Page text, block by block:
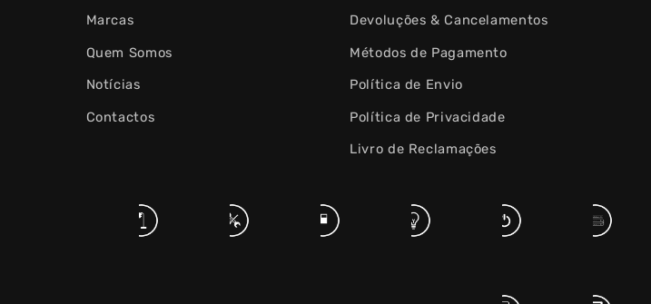
Marcas
Quem Somos
Notícias
Contactos
Devoluções & Cancelamentos
Métodos de Pagamento
Política de Envio
Política de Privacidade
Livro de Reclamações